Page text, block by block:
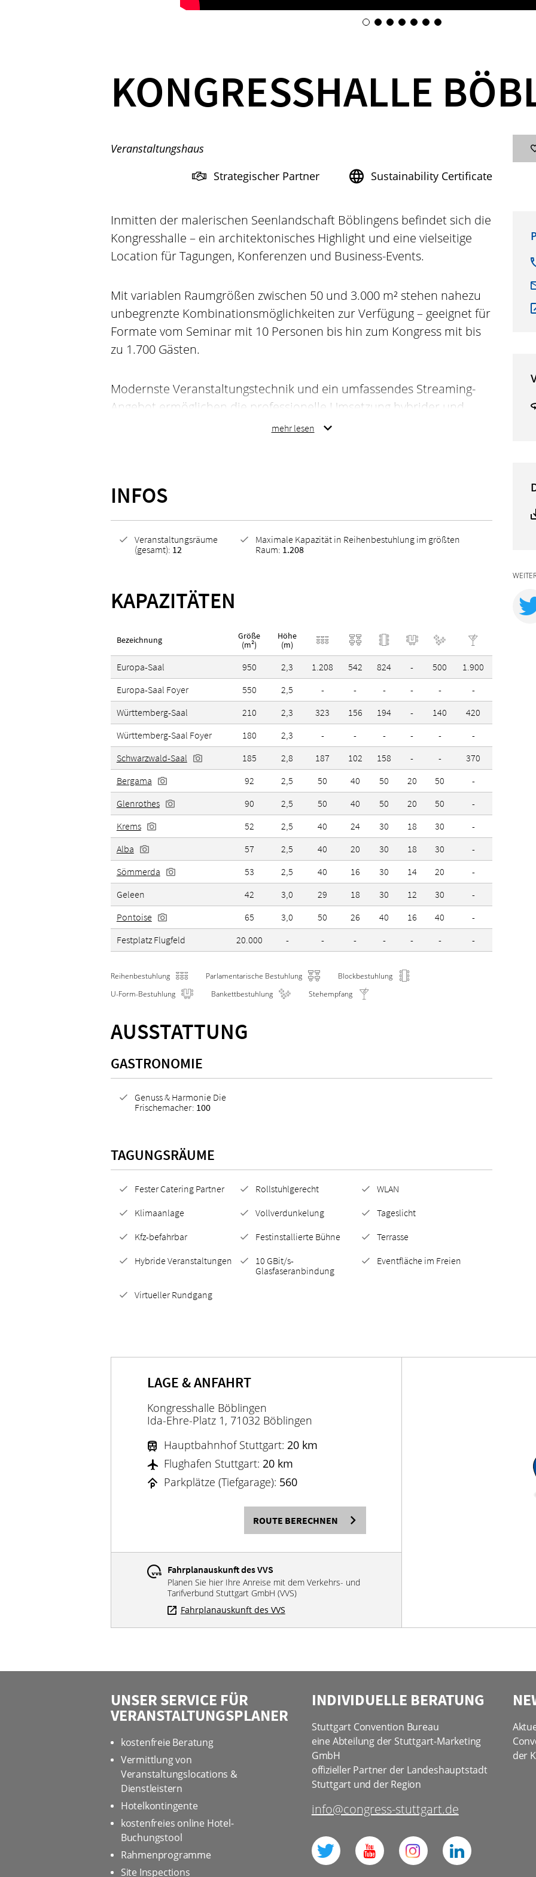
KONGRESSHALLE
Veranstaltungshaus
Strategischer Partner
Sustainability Certificate
Inmitten der malerischen Seenlandschaft Böblingens befindet sich die
Kongresshalle – ein architektonisches Highlight und eine vielseitige
Location für Tagungen, Konferenzen und Business-Events.
Mit variablen Raumgrößen zwischen 50 und 3.000 m² stehen nahezu
unbegrenzte Kombinationsmöglichkeiten zur Verfügung – geeignet für
Formate vom Seminar mit 10 Personen bis hin zum Kongress mit bis
zu 1.700 Gästen.
Modernste Veranstaltungstechnik und ein umfassendes Streaming-
Angebot ermöglichen die professionelle Umsetzung hybrider und
digitaler Formate wie Meetings, Produktpräsentationen, Seminare
Veranstaltungsmanagement und engagiert sich aktiv im Sinne des
Deutschen Nachhaltigkeitskodex sowie der WIN-Charta des Landes
Baden-Württemberg – mit dem Ziel, ökologische, ökonomische und
soziale Verantwortung konsequent in der Veranstaltungsorganisation
Nachhaltigkeits-Zertifikate und Auszeichnungen:
Klimawin BW
Deutscher Nachhaltigkeitskodex
mehr lesen
INFOS
Veranstaltungsräume
(gesamt): 12
Maximale Kapazität in Reihenbestuhlung im größten
Raum: 1.208
KAPAZITÄTEN
Bezeichnung
Größe
(m²)
Höhe
(m)
Europa-Saal 950 2,3 1.208 542 824 - 500
1.900
Europa-Saal Foyer
550 2,5 - - - - -
-
Württemberg-Saal
210 2,3 323 156 194 - 140
420
Württemberg-Saal Foyer
180 2,3 - - - - -
-
Schwarzwald-Saal
185 2,8 187 102 158 - -
370
Bergama
92 2,5 50 40 50 20 50
-
Glenrothes
90 2,5 50 40 50 20 50
-
Krems
52 2,5 40 24 30 18 30
-
Alba
57 2,5 40 20 30 18 30
-
Sömmerda
53 2,5 40 16 30 14 20
-
Geleen
42 3,0 29 18 30 12 30
-
Pontoise
65 3,0 50 26 40 16 40
-
Festplatz Flugfeld
20.000 - - - - - - -
Reihenbestuhlung Parlamentarische Bestuhlung
Blockbestuhlung
U-Form-Bestuhlung
Bankettbestuhlung Stehempfang
AUSSTATTUNG
GASTRONOMIE
Genuss & Harmonie Die
Frischemacher: 100
TAGUNGSRÄUME
Fester Catering Partner Rollstuhlgerecht
WLAN
Klimaanlage
Vollverdunkelung
Tageslicht
Kfz-befahrbar
Festinstallierte Bühne
Terrasse
Hybride Veranstaltungen
10 GBit/s-
Glasfaseranbindung
Eventfläche im Freien
Virtueller Rundgang
LAGE & ANFAHRT
Kongresshalle Böblingen
Ida-Ehre-Platz 1, 71032 Böblingen
Hauptbahnhof Stuttgart: 20 km
Flughafen Stuttgart: 20 km
Parkplätze (Tiefgarage): 560
ROUTE BERECHNEN
Fahrplanauskunft des VVS
Planen Sie hier Ihre Anreise mit dem Verkehrs- und
Tarifverbund Stuttgart GmbH (VVS)
Fahrplanauskunft des VVS
UNSER SERVICE FÜR
VERANSTALTUNGSPLANER
kostenfreie Beratung
Vermittlung von
Veranstaltungslocations &
Dienstleistern
Hotelkontingente
kostenfreies online Hotel-
Buchungstool
Rahmenprogramme
Site Inspections
INDIVIDUELLE BERATUNG
Stuttgart Convention Bureau
eine Abteilung der Stuttgart-Marketing
GmbH
offizieller Partner der Landeshauptstadt
Stuttgart und der Region
info@congress-stuttgart.de
der